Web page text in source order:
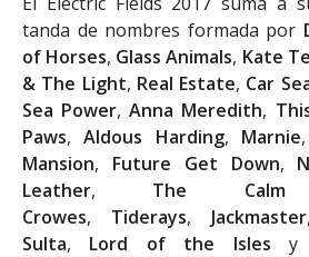
tanda de nombres formada por
of Horses, Glass Animals, Kate
& The Light, Real Estate, Car
Sea Power,Anna Meredith,
Paws,Aldous Harding, Marnie,
Mansion, Future Get Down,
Leather, The Calm
Crowes, Tiderays, Jackmaster
Sulta, Lord of the Isles y